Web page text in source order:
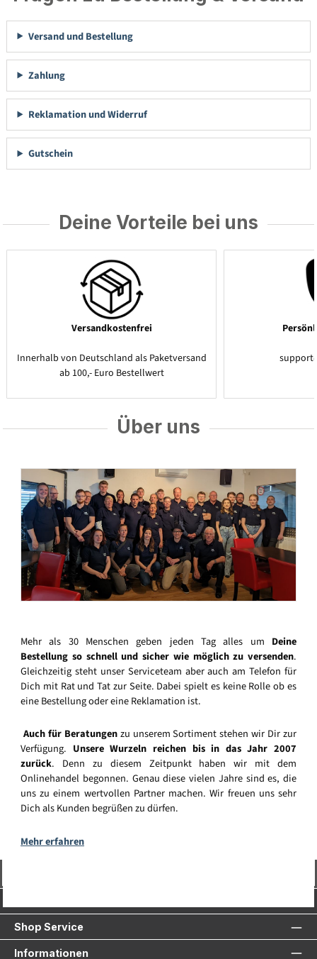
Versand und Bestellung
Zahlung
Reklamation und Widerruf
Gutschein
Deine Vorteile bei uns
Versandkostenfrei
Innerhalb von Deutschland als Paketversand
ab 100,- Euro Bestellwert
Über uns
Mehr als 30 Menschen geben jeden Tag alles um Deine
Bestellung so schnell und sicher wie möglich zu versenden.
Gleichzeitig steht unser Serviceteam aber auch am Telefon für
Dich mit Rat und Tat zur Seite. Dabei spielt es keine Rolle ob es
eine Bestellung oder eine Reklamation ist.
Auch für Beratungenzu unserem Sortiment stehen wir Dir zur
Verfügung. Unsere Wurzeln reichen bis in das Jahr 2007
zurück. Denn zu diesem Zeitpunkt haben wir mit dem
Onlinehandel begonnen. Genau diese vielen Jahre sind es, die
uns zu einem wertvollen Partner machen. Wir freuen uns sehr
Dich als Kunden begrüßen zu dürfen.
Mehr erfahren
Shop Service
Informationen